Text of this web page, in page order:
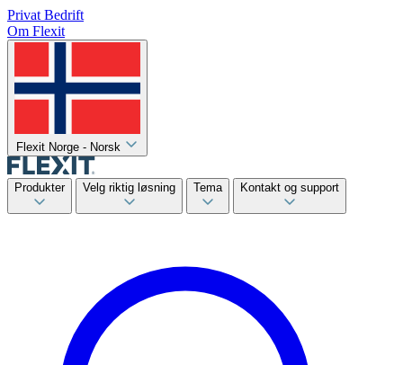
Privat Bedrift
Om Flexit
Flexit Norge - Norsk
Produkter Velg riktig løsning Tema Kontakt og support